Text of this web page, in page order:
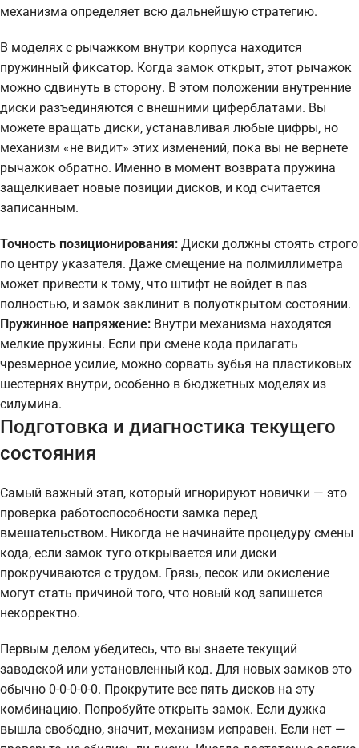
механизма определяет всю дальнейшую стратегию.
В моделях с рычажком внутри корпуса находится
пружинный фиксатор. Когда замок открыт, этот рычажок
можно сдвинуть в сторону. В этом положении внутренние
диски разъединяются с внешними циферблатами. Вы
можете вращать диски, устанавливая любые цифры, но
механизм «не видит» этих изменений, пока вы не вернете
рычажок обратно. Именно в момент возврата пружина
защелкивает новые позиции дисков, и код считается
записанным.
Точность позиционирования: Диски должны стоять строго
по центру указателя. Даже смещение на полмиллиметра
может привести к тому, что штифт не войдет в паз
полностью, и замок заклинит в полуоткрытом состоянии.
Пружинное напряжение: Внутри механизма находятся
мелкие пружины. Если при смене кода прилагать
чрезмерное усилие, можно сорвать зубья на пластиковых
шестернях внутри, особенно в бюджетных моделях из
силумина.
Подготовка и диагностика текущего
состояния
Самый важный этап, который игнорируют новички — это
проверка работоспособности замка перед
вмешательством. Никогда не начинайте процедуру смены
кода, если замок туго открывается или диски
прокручиваются с трудом. Грязь, песок или окисление
могут стать причиной того, что новый код запишется
некорректно.
Первым делом убедитесь, что вы знаете текущий
заводской или установленный код. Для новых замков это
обычно 0-0-0-0-0. Прокрутите все пять дисков на эту
комбинацию. Попробуйте открыть замок. Если дужка
вышла свободно, значит, механизм исправен. Если нет —